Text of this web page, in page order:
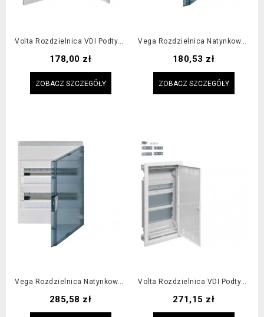
Volta Rozdzielnica VDI Podtynkowa 2R 2x Płyta Montażowa
Cena
178,00 zł
ZOBACZ SZCZEGÓŁY
Vega Rozdzielnica Natynkowa 1x18M IP40, Drzwi Transparentne
Cena
180,53 zł
ZOBACZ SZCZEGÓŁY
Vega Rozdzielnica Natynkowa 2x18M IP40, Drzwi Transparentne
Cena
285,58 zł
Volta Rozdzielnica VDI Podtynkowa 3R 2x Płyta Montażowa, 1x Szyna TH
Cena
271,15 zł